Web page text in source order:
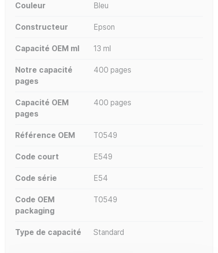
Couleur Bleu
Constructeur Epson
Capacité OEM ml 13 ml
Notre capacité
pages
400 pages
Capacité OEM
pages
400 pages
Référence OEM T0549
Code court E549
Code série E54
Code OEM
packaging
T0549
Type de capacité Standard